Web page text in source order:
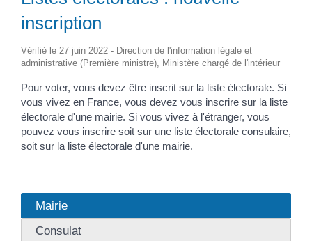
inscription
Vérifié le 27 juin 2022 - Direction de l'information légale et
administrative (Première ministre), Ministère chargé de l'intérieur
Pour voter, vous devez être inscrit sur la liste électorale. Si
vous vivez en France, vous devez vous inscrire sur la liste
électorale d'une mairie. Si vous vivez à l'étranger, vous
pouvez vous inscrire soit sur une liste électorale consulaire,
soit sur la liste électorale d'une mairie.
Mairie
Consulat